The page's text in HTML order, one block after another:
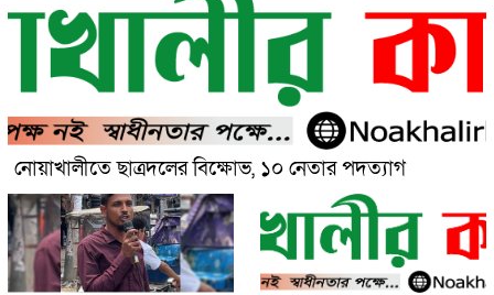
নোয়াখালীতে ছাত্রদলের বিক্ষোভ, ১০ নেতার পদত্যাগ